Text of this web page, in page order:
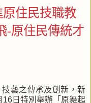
原住民技職教
-原住民傳統才
藝之傳承及創新，新
日特別舉辦「原舞起